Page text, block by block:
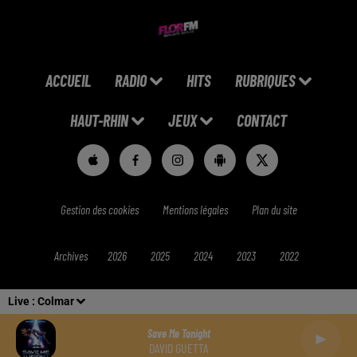
Live : Colmar
Save Me Tonight
DAVID GUETTA
ACCUEIL RADIO HITS RUBRIQUES
HAUT-RHIN JEUX CONTACT
Gestion des cookies Mentions légales Plan du site
Archives 2026 2025 2024 2023 2022